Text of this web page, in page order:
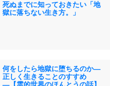
死ぬまでに知っておきたい「地
獄に落ちない生き方。」
何をしたら地獄に堕ちるのか―
正しく生きることのすすめ
―【霊的世界のほんとうの話】